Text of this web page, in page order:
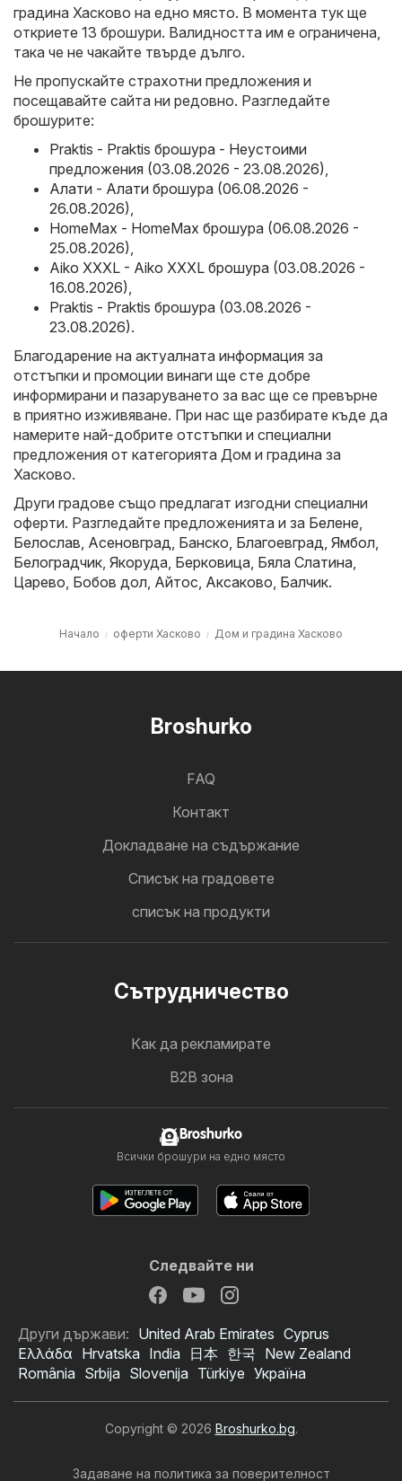
градина Хасково на едно място. В момента тук ще
откриете 13 брошури. Валидността им е ограничена,
така че не чакайте твърде дълго.
Не пропускайте страхотни предложения и
посещавайте сайта ни редовно. Разгледайте
брошурите:
Praktis - Praktis брошура - Неустоими
предложения (03.08.2026 - 23.08.2026),
Алати - Алати брошура (06.08.2026 -
26.08.2026),
HomeMax - HomeMax брошура (06.08.2026 -
25.08.2026),
Aiko XXXL - Aiko XXXL брошура (03.08.2026 -
16.08.2026),
Praktis - Praktis брошура (03.08.2026 -
23.08.2026).
Благодарение на актуалната информация за
отстъпки и промоции винаги ще сте добре
информирани и пазаруването за вас ще се превърне
в приятно изживяване. При нас ще разбирате къде да
намерите най-добрите отстъпки и специални
предложения от категорията Дом и градина за
Хасково.
Други градове също предлагат изгодни специални
оферти. Разгледайте предложенията и за Белене,
Белослав, Асеновград, Банско, Благоевград, Ямбол,
Белоградчик, Якоруда, Берковица, Бяла Слатина,
Царево, Бобов дол, Айтос, Аксаково, Балчик.
Начало оферти Хасково Дом и градина Хасково
Broshurko
FAQ
Контакт
Докладване на съдържание
Cписък на градовете
списък на продукти
Cътрудничество
Как да рекламирате
B2B зона
Broshurko
Всички брошури на едно място
Следвайте ни
Други държави: United Arab Emirates Cyprus
Ελλάδα Hrvatska India 日本 한국 New Zealand
România Srbija Slovenija Türkiye Україна
Copyright © 2026 Broshurko.bg.
Задаване на политика за поверителност